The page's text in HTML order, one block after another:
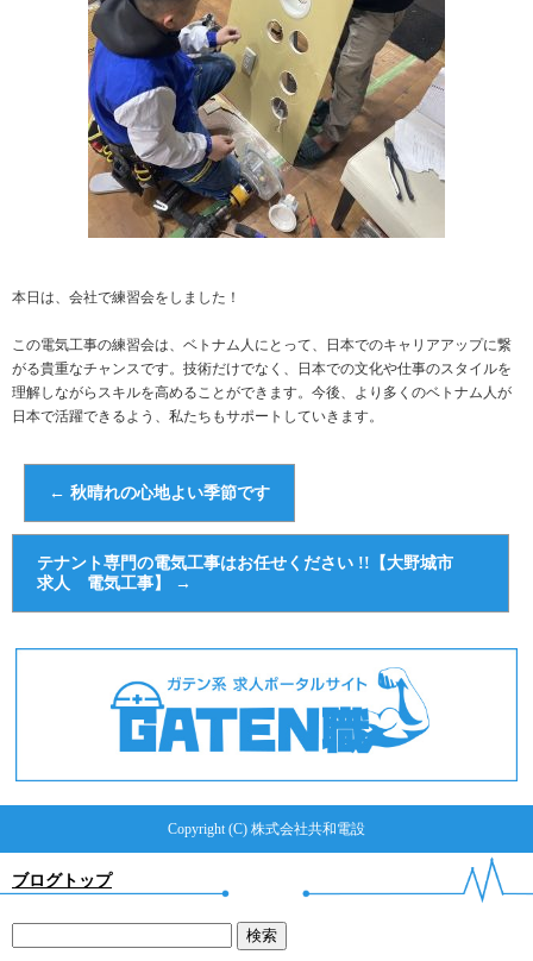
本日は、会社で練習会をしました！
この電気工事の練習会は、ベトナム人にとって、日本でのキャリアアップに繋
がる貴重なチャンスです。技術だけでなく、日本での文化や仕事のスタイルを
理解しながらスキルを高めることができます。今後、より多くのベトナム人が
日本で活躍できるよう、私たちもサポートしていきます。
← 秋晴れの心地よい季節です
テナント専門の電気工事はお任せください !!【大野城市
求人 電気工事】
→
Copyright (C) 株式会社共和電設
ブログトップ